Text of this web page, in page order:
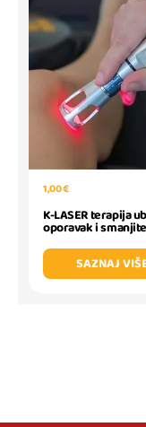
1,00 €
K-LASER terapija
oporavak i
SAZNAJ